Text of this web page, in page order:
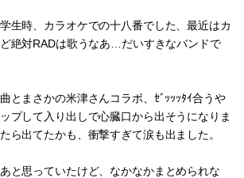
生時、カラオケでの十八番でした、最近はカ
絶対RADは歌うなあ…だいすきなバンドで
とまさかの米津さんコラボ、ｾﾞｯｯｯﾀｲ合うや
プして入り出しで心臓口から出そうになりま
ら出てたかも、衝撃すぎて涙も出ました。
と思っていたけど、なかなかまとめられな